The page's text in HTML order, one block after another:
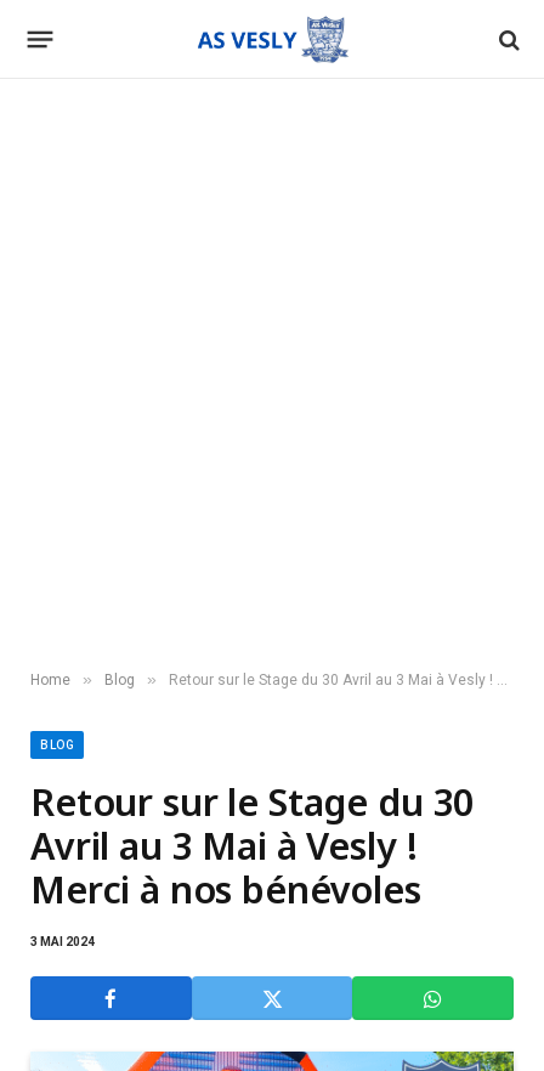
Home » Blog » Retour sur le Stage du 30 Avril au 3 Mai à Vesly ! Merci à nos bénévoles
BLOG
Retour sur le Stage du 30
Avril au 3 Mai à Vesly !
Merci à nos bénévoles
3 MAI 2024